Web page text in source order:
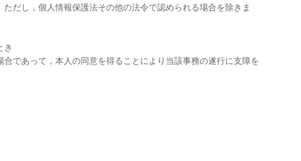
だし，個人情報保護法その他の法令で認められる場合を除きま
き
であって，本人の同意を得ることにより当該事務の遂行に支障を